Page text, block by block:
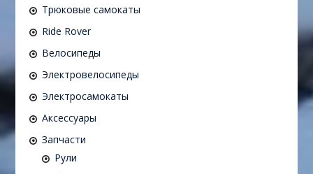
Трюковые самокаты
Ride Rover
Велосипеды
Электровелосипеды
Электросамокаты
Аксессуары
Запчасти
Рули